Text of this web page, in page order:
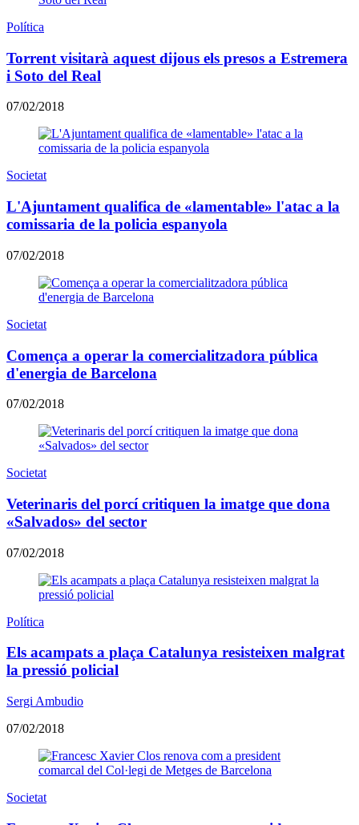
Política
Torrent visitarà aquest dijous els presos a Estremera
i Soto del Real
07/02/2018
Societat
L'Ajuntament qualifica de «lamentable» l'atac a la
comissaria de la policia espanyola
07/02/2018
Societat
Comença a operar la comercialitzadora pública
d'energia de Barcelona
07/02/2018
Societat
Veterinaris del porcí critiquen la imatge que dona
«Salvados» del sector
07/02/2018
Política
Els acampats a plaça Catalunya resisteixen malgrat
la pressió policial
Sergi Ambudio
07/02/2018
Societat